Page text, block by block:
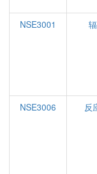
NSE3001
NSE3006
反